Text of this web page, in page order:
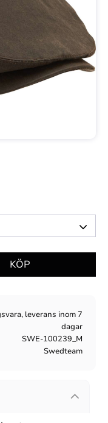
leverans inom 7
dagar
SWE-100239_M
Swedteam